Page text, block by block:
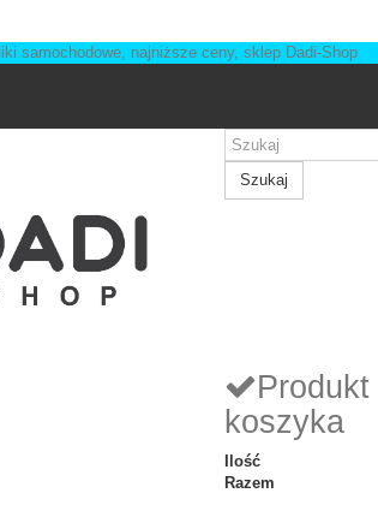
Szukaj
koszyka
Ilość
Razem